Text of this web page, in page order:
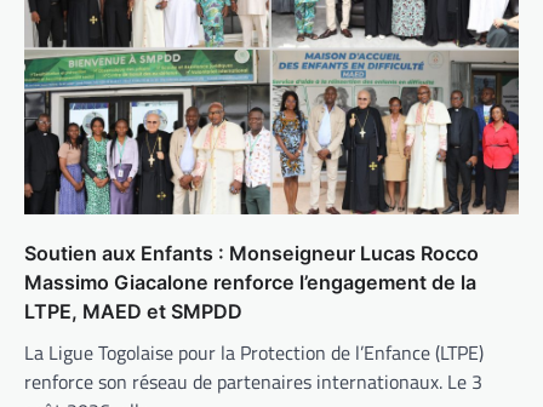
Soutien aux Enfants : Monseigneur Lucas Rocco
Massimo Giacalone renforce l’engagement de la
LTPE, MAED et SMPDD
La Ligue Togolaise pour la Protection de l’Enfance (LTPE)
renforce son réseau de partenaires internationaux. Le 3